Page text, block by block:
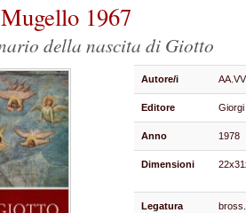
1967
della nascita di Giotto
Autore/i AA.VV.
Editore
Anno 1978
Dimensioni
Legatura